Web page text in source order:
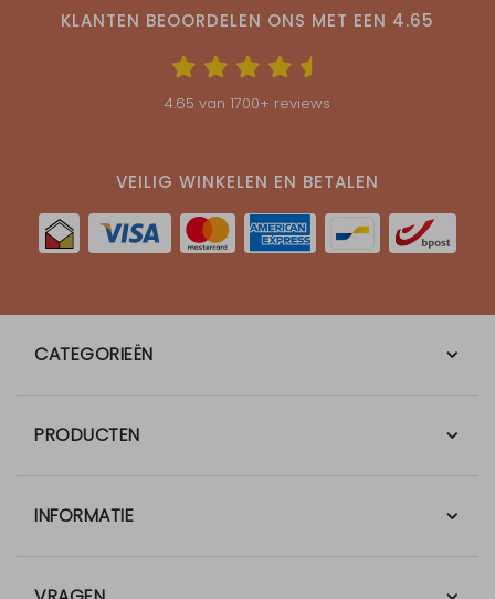
KLANTEN BEOORDELEN ONS MET EEN 4.65
4.65 van 1700+ reviews
VEILIG WINKELEN EN BETALEN
CATEGORIEËN
PRODUCTEN
INFORMATIE